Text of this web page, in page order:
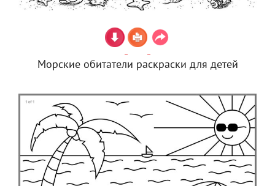
Морские обитатели раскраски для детей